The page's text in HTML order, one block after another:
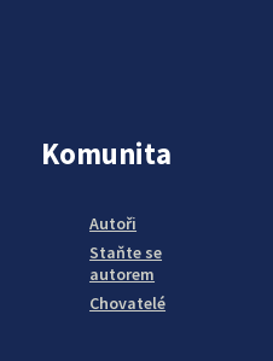
Komunita
Autoři
Staňte se
autorem
Chovatelé